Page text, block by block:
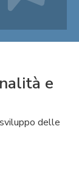
e
delle